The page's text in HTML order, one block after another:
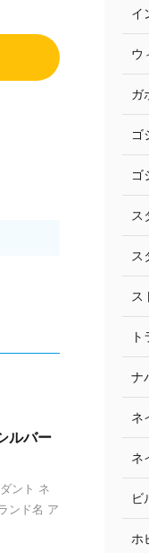
ルバー
ント ネ
ンド名 ア
イ
ウ
ガ
ゴ
ゴ
ス
ス
ス
ナ
ネ
ネ
ビ
ホ